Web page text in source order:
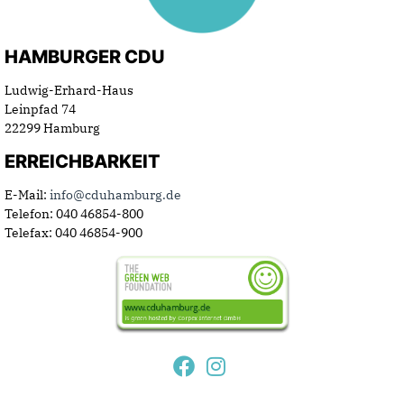
HAMBURGER CDU
Ludwig-Erhard-Haus
Leinpfad 74
22299 Hamburg
ERREICHBARKEIT
E-Mail: info@cduhamburg.de
Telefon: 040 46854-800
Telefax: 040 46854-900